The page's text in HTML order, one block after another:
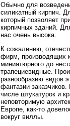
Обычно для
силикатный кирпич.
который позволяет
кирпичных зданий.
нас очень высока.
К сожалению,
фирм, производящих
миниатюрного до
трапециевидные.
разнообразию видов
фантазии
числе штукатурок и
неповторимую
Европе, как-то
вокруг виллы.